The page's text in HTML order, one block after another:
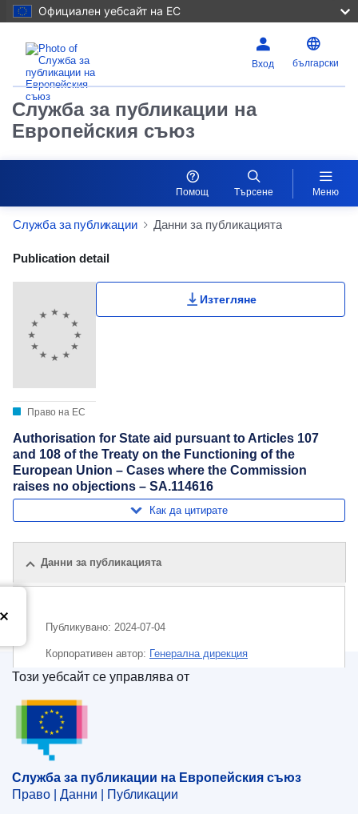
Официален уебсайт на ЕС
Вход български
Служба за публикации на
Европейския съюз
Помощ Търсене Меню
Служба за публикации Данни за публикацията
Publication Detail Actions Portlet
Publication detail
Право на ЕС
Изтегляне
Authorisation for State aid pursuant to Articles 107
and 108 of the Treaty on the Functioning of the
European Union – Cases where the Commission
raises no objections – SA.114616
Как да цитирате
Данни за публикацията
Публикувано: 2024-07-04
Корпоративен aвтор: Генерална дирекция
„Конкуренция“(Европейска комисия
Тема:
Държавна субсидия
CELEX : 52024AS114616
ELI :C/2024/4270/oj
Служба за публикации на Европейския съюз
Този уебсайт се управлява от
Служба за публикации на Европейския съюз
Право | Данни | Публикации